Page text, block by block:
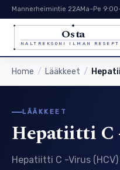
Mannerheimintie 22AMa–Pe
Osta
NALTREKSONI ILMAN
Home Lääkkeet
LÄÄKKEET
Hepatiitti C
Hepatiitti C -Virus